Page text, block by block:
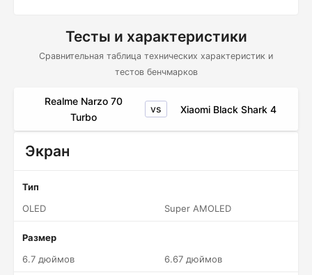
Тесты и характеристики
Сравнительная таблица технических характеристик и
тестов бенчмарков
Realme Narzo 70
Turbo
vs Xiaomi Black Shark 4
Экран
Тип
OLED
Super AMOLED
Размер
6.7 дюймов
6.67 дюймов